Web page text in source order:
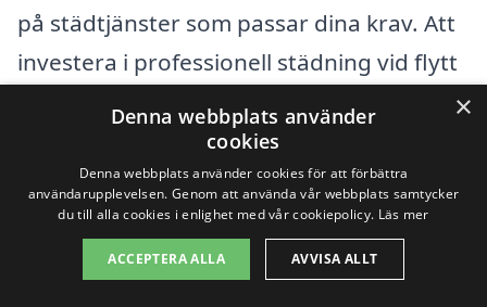
på städtjänster som passar dina krav. Att
investera i professionell städning vid flytt
kan vara avgörande för att göra
övergången till ditt nya hem smidigare.
Få 3 erbjudanden, gratis och utan
förpliktelser
×
Denna webbplats använder
cookies
Denna webbplats använder cookies för att förbättra
användarupplevelsen. Genom att använda vår webbplats samtycker
du till alla cookies i enlighet med vår cookiepolicy. Läs mer
ACCEPTERA ALLA AVVISA ALLT